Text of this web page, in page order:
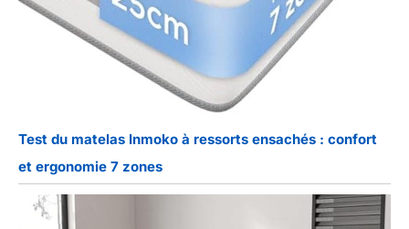
Test du matelas Inmoko à ressorts ensachés : confort
et ergonomie 7 zones